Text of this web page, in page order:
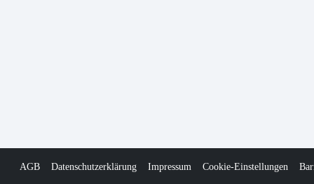
AGB Datenschutzerklärung Impressum Cookie-Einstellungen